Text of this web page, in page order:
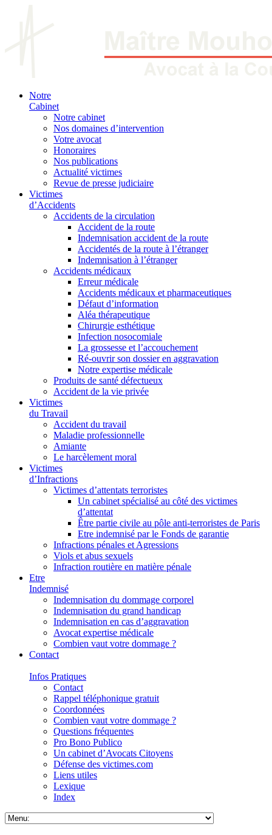
Notre
Cabinet
Notre cabinet
Nos domaines d’intervention
Votre avocat
Honoraires
Nos publications
Actualité victimes
Revue de presse judiciaire
Victimes
d’Accidents
Accidents de la circulation
Accident de la route
Indemnisation accident de la route
Accidentés de la route à l’étranger
Indemnisation à l’étranger
Accidents médicaux
Erreur médicale
Accidents médicaux et pharmaceutiques
Défaut d’information
Aléa thérapeutique
Chirurgie esthétique
Infection nosocomiale
La grossesse et l’accouchement
Ré-ouvrir son dossier en aggravation
Notre expertise médicale
Produits de santé défectueux
Accident de la vie privée
Victimes
du Travail
Accident du travail
Maladie professionnelle
Amiante
Le harcèlement moral
Victimes
d’Infractions
Victimes d’attentats terroristes
Un cabinet spécialisé au côté des victimes
d’attentat
Être partie civile au pôle anti-terroristes de Paris
Etre indemnisé par le Fonds de garantie
Infractions pénales et Agressions
Viols et abus sexuels
Infraction routière en matière pénale
Etre
Indemnisé
Indemnisation du dommage corporel
Indemnisation du grand handicap
Indemnisation en cas d’aggravation
Avocat expertise médicale
Combien vaut votre dommage ?
Contact
Infos Pratiques
Contact
Rappel téléphonique gratuit
Coordonnées
Combien vaut votre dommage ?
Questions fréquentes
Pro Bono Publico
Un cabinet d’Avocats Citoyens
Défense des victimes.com
Liens utiles
Lexique
Index